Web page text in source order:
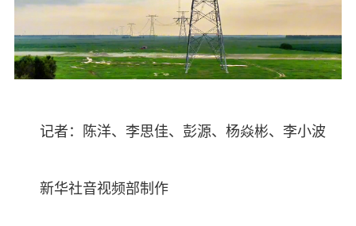
记者：陈洋、李思佳、彭源、杨焱彬、李小波
新华社音视频部制作